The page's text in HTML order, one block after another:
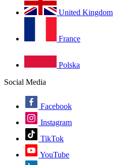
United Kingdom
France
Polska
Social Media
Facebook
Instagram
TikTok
YouTube